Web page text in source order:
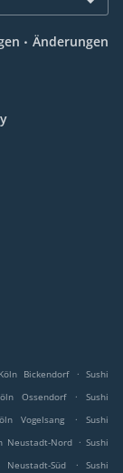
. Änderungen
Bickendorf . Sushi
Ossendorf .
Sushi
Vogelsang .
Sushi
Neustadt-Nord . Sushi
Süd .
Sushi